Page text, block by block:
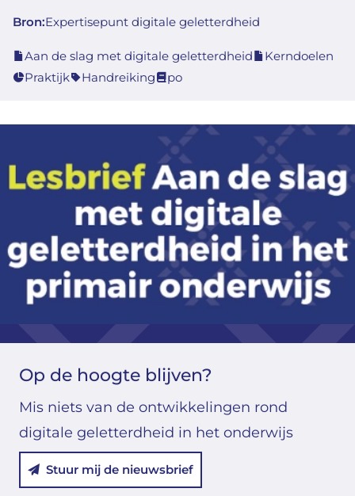
Bron:Expertisepunt digitale geletterdheid
Aan de slag met digitale geletterdheid
Kerndoelen
Praktijk
Handreiking po
Op de hoogte blijven?
Mis niets van de ontwikkelingen rond
digitale geletterdheid in het onderwijs
Stuur mij de nieuwsbrief